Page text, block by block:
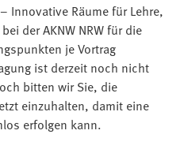
Innovative Räume für Lehre,
der AKNW NRW für die
je Vortrag
ist derzeit noch nicht
bitten wir Sie, die
einzuhalten, damit eine
erfolgen kann.